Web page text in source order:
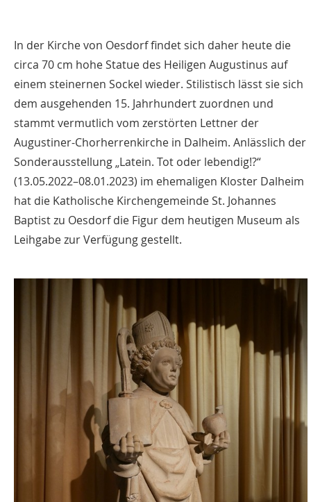
In der Kirche von Oesdorf findet sich daher heute die
circa 70 cm hohe Statue des Heiligen Augustinus auf
einem steinernen Sockel wieder. Stilistisch lässt sie sich
dem ausgehenden 15. Jahrhundert zuordnen und
stammt vermutlich vom zerstörten Lettner der
Augustiner-Chorherrenkirche in Dalheim. Anlässlich der
Sonderausstellung „Latein. Tot oder lebendig!?“
(13.05.2022–08.01.2023) im ehemaligen Kloster Dalheim
hat die Katholische Kirchengemeinde St. Johannes
Baptist zu Oesdorf die Figur dem heutigen Museum als
Leihgabe zur Verfügung gestellt.